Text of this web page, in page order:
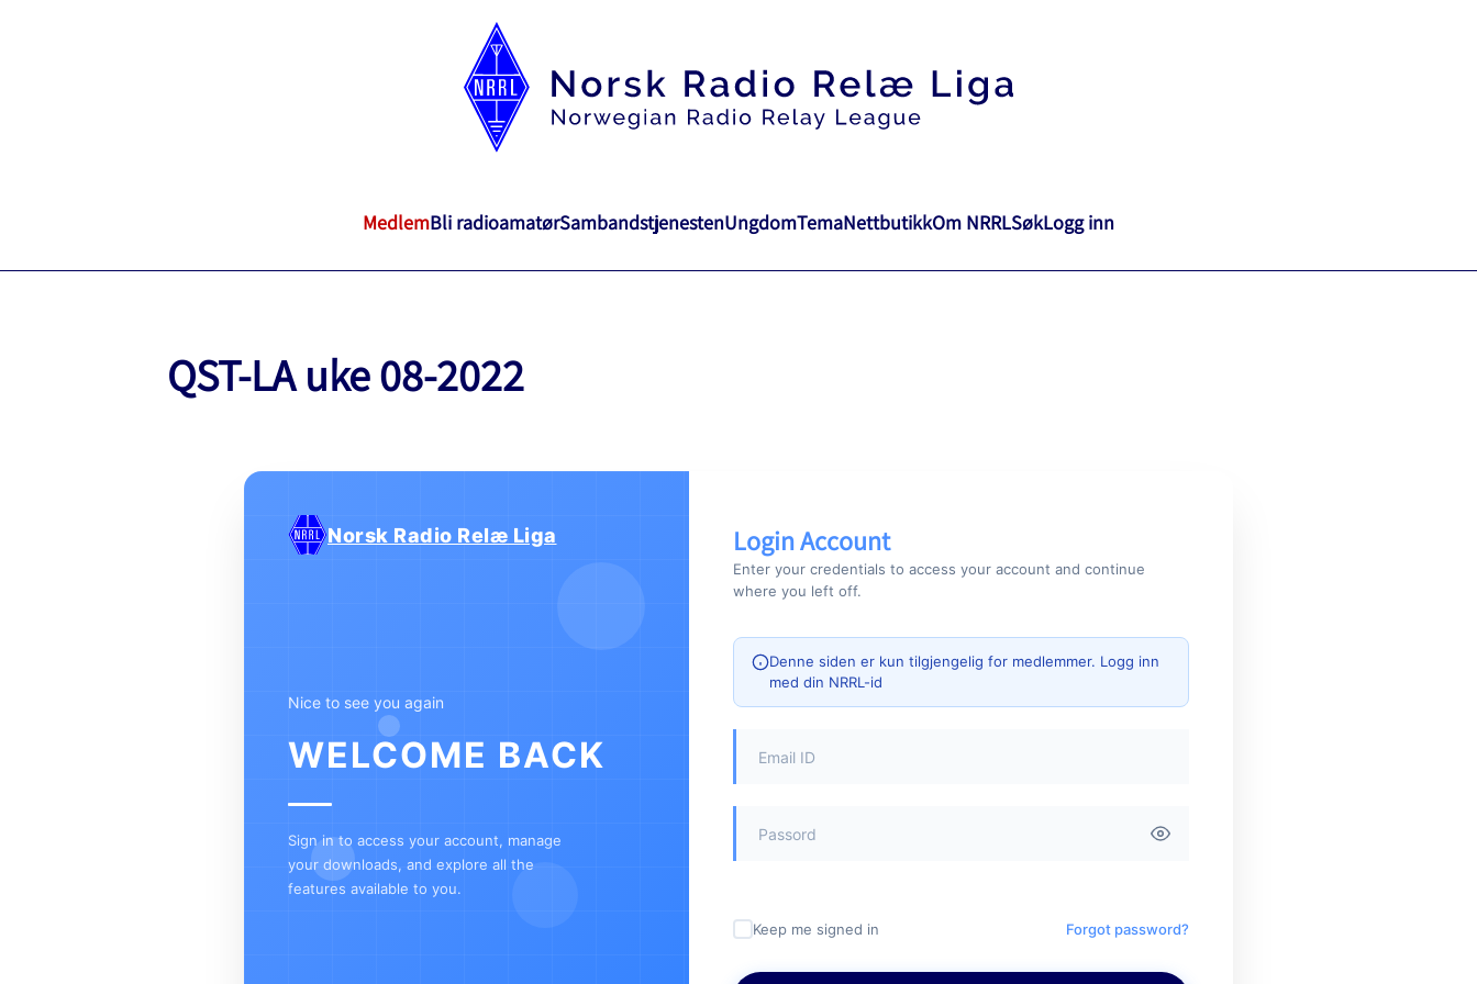
MedlemBli radioamatørSambandstjenestenUngdomTemaNettbutikkOm NRRLSøkLogg inn
QST-LA uke 08-2022
Norsk Radio Relæ Liga
Nice to see you again
WELCOME BACK
Sign in to access your account, manage
your downloads, and explore all the
features available to you.
Login Account
Enter your credentials to access your account and continue
where you left off.
Denne siden er kun tilgjengelig for medlemmer. Logg inn
med din NRRL-id
Keep me signed in Forgot password?